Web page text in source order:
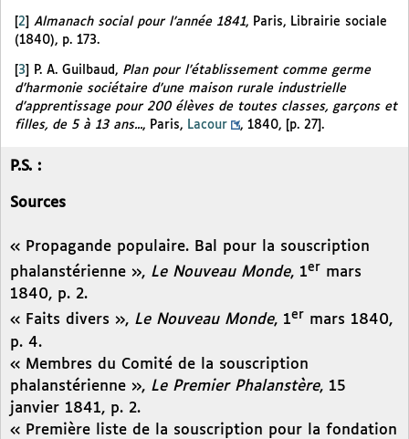
[2] Almanach social pour l’année 1841, Paris, Librairie sociale
(1840), p. 173.
3 P. A. Guilbaud, Plan pour l’établissement comme germe
d’harmonie sociétaire d’une maison rurale industrielle
d’apprentissage pour 200 élèves de toutes classes, garçons et
filles, de 5 à 13 ans..., Paris, Lacour , 1840, [p. 27].
P.S. :
Sources
« Propagande populaire. Bal pour la souscription
phalanstérienne », Le Nouveau Monde, 1er mars
1840, p. 2.
« Faits divers », Le Nouveau Monde, 1er mars 1840,
p. 4.
« Membres du Comité de la souscription
phalanstérienne », Le Premier Phalanstère, 15
janvier 1841, p. 2.
« Première liste de la souscription pour la fondation